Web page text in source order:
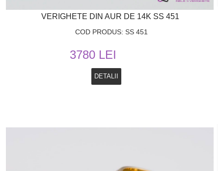
VERIGHETE DIN AUR DE 14K SS 451
COD PRODUS: SS 451
3780 LEI
DETALII